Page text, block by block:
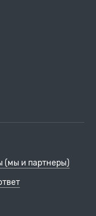
(мы и партнеры)